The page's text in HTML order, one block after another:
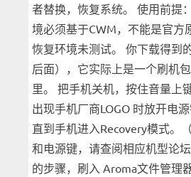
者替换，恢复系统。 使用前提
境必须基于CWM，不能是官方
恢复环境未测试。 你下载得到
后面），它实际上是一个刷机
里。 把手机关机，按住音量上
出现手机厂商LOGO 时放开电
直到手机进入Recovery模式。
和电源键，请查阅相应机型论
的步骤，刷入 Aroma文件管理